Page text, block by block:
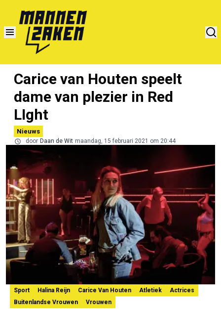
Carice van Houten speelt
dame van plezier in Red
LIght
Nieuws
door Daan de Wit maandag, 15 februari 2021 om 20:44
Sport Halina Reijn Carice Van Houten Atletiek
Actrices
Buitenlandse Vrouwen
Vrouwen